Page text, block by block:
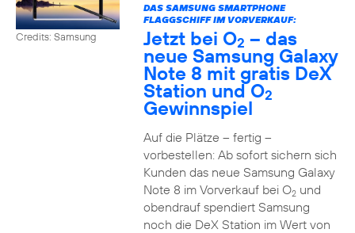
Credits: Samsung
DAS SAMSUNG SMARTPHONE
FLAGGSCHIFF IM VORVERKAUF:
Jetzt bei O2 – das
neue Samsung Galaxy
Note 8 mit gratis DeX
Station und O2
Gewinnspiel
Auf die Plätze – fertig –
vorbestellen: Ab sofort sichern sich
Kunden das neue Samsung Galaxy
Note 8 im Vorverkauf bei O2und
obendrauf spendiert Samsung
noch die DeX Station im Wert von